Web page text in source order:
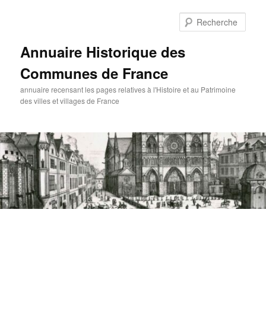
Annuaire Historique des
Communes de France
annuaire recensant les pages relatives à l'Histoire et au Patrimoine
des villes et villages de France